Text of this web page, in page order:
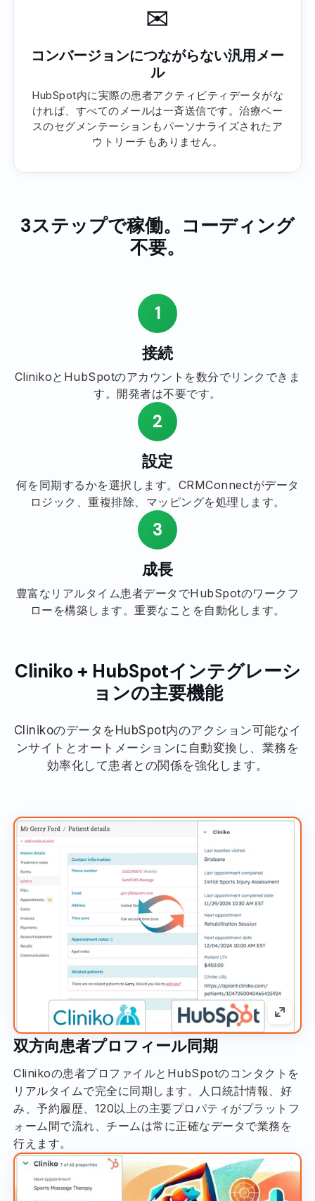
✉
コンバージョンにつながらない汎用メー
ル
HubSpot内に実際の患者アクティビティデータがな
ければ、すべてのメールは一斉送信です。治療ベー
スのセグメンテーションもパーソナライズされたア
ウトリーチもありません。
3ステップで稼働。コーディング
不要。
1
接続
ClinikoとHubSpotのアカウントを数分でリンクできま
す。開発者は不要です。
2
設定
何を同期するかを選択します。CRMConnectがデータ
ロジック、重複排除、マッピングを処理します。
3
成長
豊富なリアルタイム患者データでHubSpotのワークフ
ローを構築します。重要なことを自動化します。
Cliniko + HubSpotインテグレーシ
ョンの主要機能
ClinikoのデータをHubSpot内のアクション可能なイ
ンサイトとオートメーションに自動変換し、業務を
効率化して患者との関係を強化します。
双方向患者プロフィール同期
Clinikoの患者プロファイルとHubSpotのコンタクトを
リアルタイムで完全に同期します。人口統計情報、好
み、予約履歴、120以上の主要プロパティがプラットフ
ォーム間で流れ、チームは常に正確なデータで業務を
行えます。